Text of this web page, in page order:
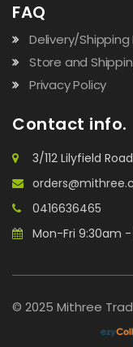
FAQ
Delivery/
Store and
Privacy Policy
Contact info.
3/112 Lilyfield
0416636465
Mon-Fri 9:30am
© 2025 Mithree